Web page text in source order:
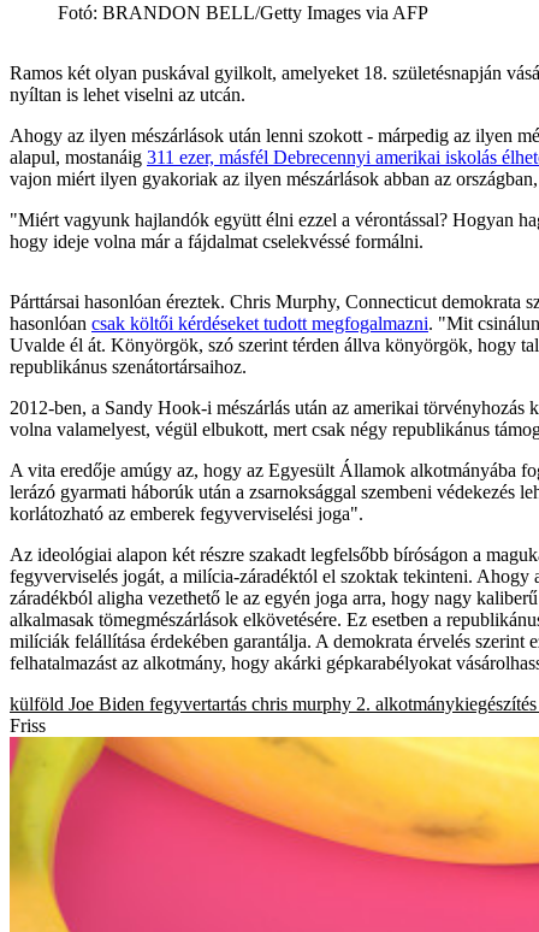
Fotó: BRANDON BELL/Getty Images via AFP
Ramos két olyan puskával gyilkolt, amelyeket 18. születésnapján
nyíltan is lehet viselni az utcán.
Ahogy az ilyen mészárlások után lenni szokott - márpedig az ilyen
alapul, mostanáig 311 ezer, másfél Debrecennyi amerikai iskolás
vajon miért ilyen gyakoriak az ilyen mészárlások abban az
"Miért vagyunk hajlandók együtt élni ezzel a vérontással? Hogyan
hogy ideje volna már a fájdalmat cselekvéssé formálni.
Párttársai hasonlóan éreztek. Chris Murphy, Connecticut demokrata
hasonlóan csak költői kérdéseket tudott megfogalmazni. "Mit
Uvalde él át. Könyörgök, szó szerint térden állva könyörgök, hogy
republikánus szenátortársaihoz.
2012-ben, a Sandy Hook-i mészárlás után az amerikai
volna valamelyest, végül elbukott, mert csak négy republikánus
A vita eredője amúgy az, hogy az Egyesült Államok alkotmányába
lerázó gyarmati háborúk után a zsarnoksággal szembeni védekezés
korlátozható az emberek fegyverviselési joga".
Az ideológiai alapon két részre szakadt legfelsőbb bíróságon a
fegyverviselés jogát, a milícia-záradéktól el szoktak tekinteni.
záradékból aligha vezethető le az egyén joga arra, hogy nagy
alkalmasak tömegmészárlások elkövetésére. Ez esetben a
milíciák felállítása érdekében garantálja. A demokrata érvelés
felhatalmazást az alkotmány, hogy akárki gépkarabélyokat
külföld Joe Biden fegyvertartás chris murphy 2. alkotmánykiegészítés
Friss